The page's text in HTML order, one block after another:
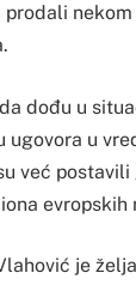
nekom
dođu u
ugovora u
već postavili
evropskih
je